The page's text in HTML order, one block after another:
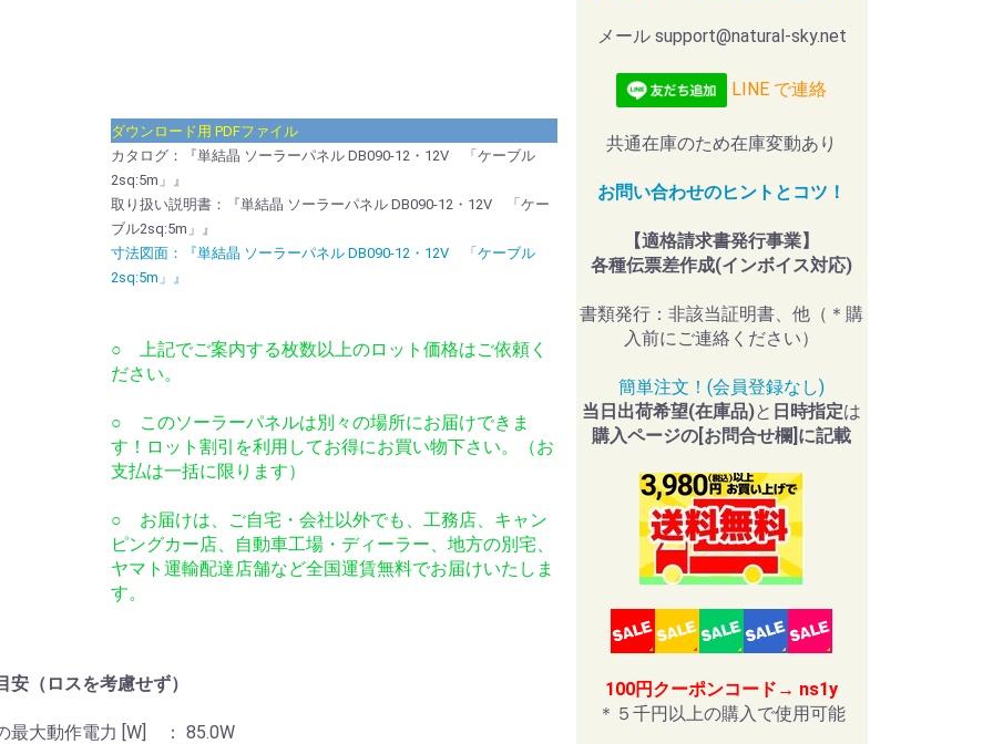
ダウンロード用 PDFファイル
カタログ：『単結晶 ソーラーパネル DB090-12・12V 「ケーブル
2sq:5m」』
取り扱い説明書：『単結晶 ソーラーパネル DB090-12・12V 「ケー
ブル2sq:5m」』
寸法図面：『単結晶 ソーラーパネル DB090-12・12V 「ケーブル
2sq:5m」』
○ 上記でご案内する枚数以上のロット価格はご依頼く
ださい。
○ このソーラーパネルは別々の場所にお届けできま
す！ロット割引を利用してお得にお買い物下さい。（お
支払は一括に限ります）
○ お届けは、ご自宅・会社以外でも、工務店、キャン
ピングカー店、自動車工場・ディーラー、地方の別宅、
ヤマト運輸配達店舗など全国運賃無料でお届けいたしま
す。
（ロスを考慮せず）
最大動作電力 [W] ： 85.0W
メール support@natural-sky.net
LINE で連絡
共通在庫のため在庫変動あり
お問い合わせのヒントとコツ！
【適格請求書発行事業】
各種伝票差作成(インボイス対応)
書類発行：非該当証明書、他（＊購
入前にご連絡ください）
簡単注文！(会員登録なし)
当日出荷希望(在庫品)と 日時指定は
購入ページの[お問合せ欄]に記載
100円クーポンコード→ ns1y
＊５千円以上の購入で使用可能